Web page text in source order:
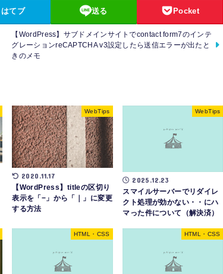
はてブ 送る Pocket
【WordPress】サブドメインサイトでcontact form7のインテ
グレーションreCAPTCHA v3設定したら送信エラーが出たと
きのメモ
WebTips
2020.11.17
【WordPress】titleの区切り
表示を「−」から「｜」に変更
する方法
WebTips
2025.12.23
スマイルサーバーでリダイレ
クト処理が効かない・・にハ
マった件について（解決済）
HTML・CSS HTML・CSS